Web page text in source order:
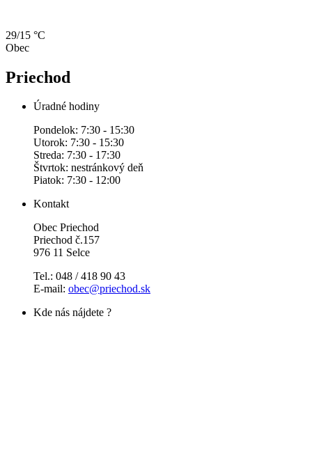
29/15 °C
Obec
Priechod
Úradné hodiny
Pondelok: 7:30 - 15:30
Utorok: 7:30 - 15:30
Streda: 7:30 - 17:30
Štvrtok: nestránkový deň
Piatok: 7:30 - 12:00
Kontakt
Obec Priechod
Priechod č.157
976 11 Selce
Tel.: 048 / 418 90 43
E-mail: obec@priechod.sk
Kde nás nájdete ?